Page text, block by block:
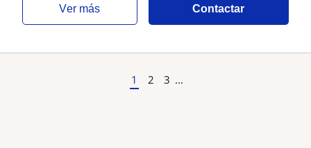
ver más Contactar
1 2 3 ...